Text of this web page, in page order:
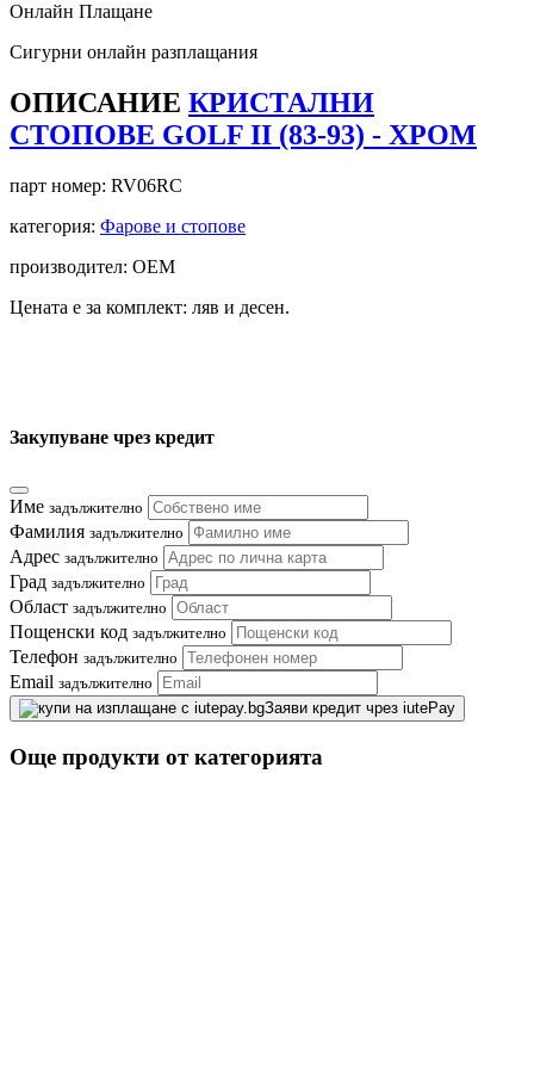
Онлайн Плащане
Сигурни онлайн разплащания
ОПИСАНИЕ КРИСТАЛНИ
СТОПОВЕ GOLF II (83-93) - ХРОМ
парт номер: RV06RC
категория: Фарове и стопове
производител: OEM
Цената е за комплект: ляв и десен.
Закупуване чрез кредит
Име задължително
Фамилия задължително
Адрес задължително
Град задължително
Област задължително
Пощенски код задължително
Телефон задължително
Email задължително
Заяви кредит чрез iutePay
Още продукти от категорията